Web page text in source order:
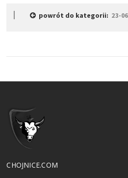
powrót do kategorii: 23-
CHOJNICE.COM